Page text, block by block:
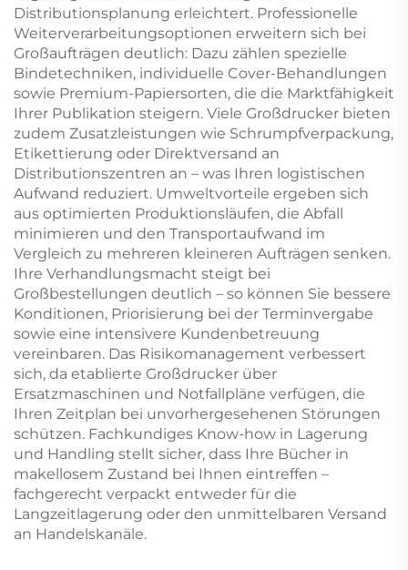
Distributionsplanung erleichtert. Professionelle
Weiterverarbeitungsoptionen erweitern sich bei
Großaufträgen deutlich: Dazu zählen spezielle
Bindetechniken, individuelle Cover-Behandlungen
sowie Premium-Papiersorten, die die Marktfähigkeit
Ihrer Publikation steigern. Viele Großdrucker bieten
zudem Zusatzleistungen wie Schrumpfverpackung,
Etikettierung oder Direktversand an
Distributionszentren an – was Ihren logistischen
Aufwand reduziert. Umweltvorteile ergeben sich
aus optimierten Produktionsläufen, die Abfall
minimieren und den Transportaufwand im
Vergleich zu mehreren kleineren Aufträgen senken.
Ihre Verhandlungsmacht steigt bei
Großbestellungen deutlich – so können Sie bessere
Konditionen, Priorisierung bei der Terminvergabe
sowie eine intensivere Kundenbetreuung
vereinbaren. Das Risikomanagement verbessert
sich, da etablierte Großdrucker über
Ersatzmaschinen und Notfallpläne verfügen, die
Ihren Zeitplan bei unvorhergesehenen Störungen
schützen. Fachkundiges Know-how in Lagerung
und Handling stellt sicher, dass Ihre Bücher in
makellosem Zustand bei Ihnen eintreffen –
fachgerecht verpackt entweder für die
Langzeitlagerung oder den unmittelbaren Versand
an Handelskanäle.